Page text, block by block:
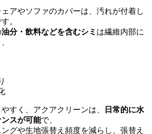
アやソファのカバーは、汚れが付着し
。
油分・飲料などを含むシミ は繊維内部に
すく、アクアクリーンは、
日常的に水
スが可能で、
グや生地張替え頻度を減らし、張替え